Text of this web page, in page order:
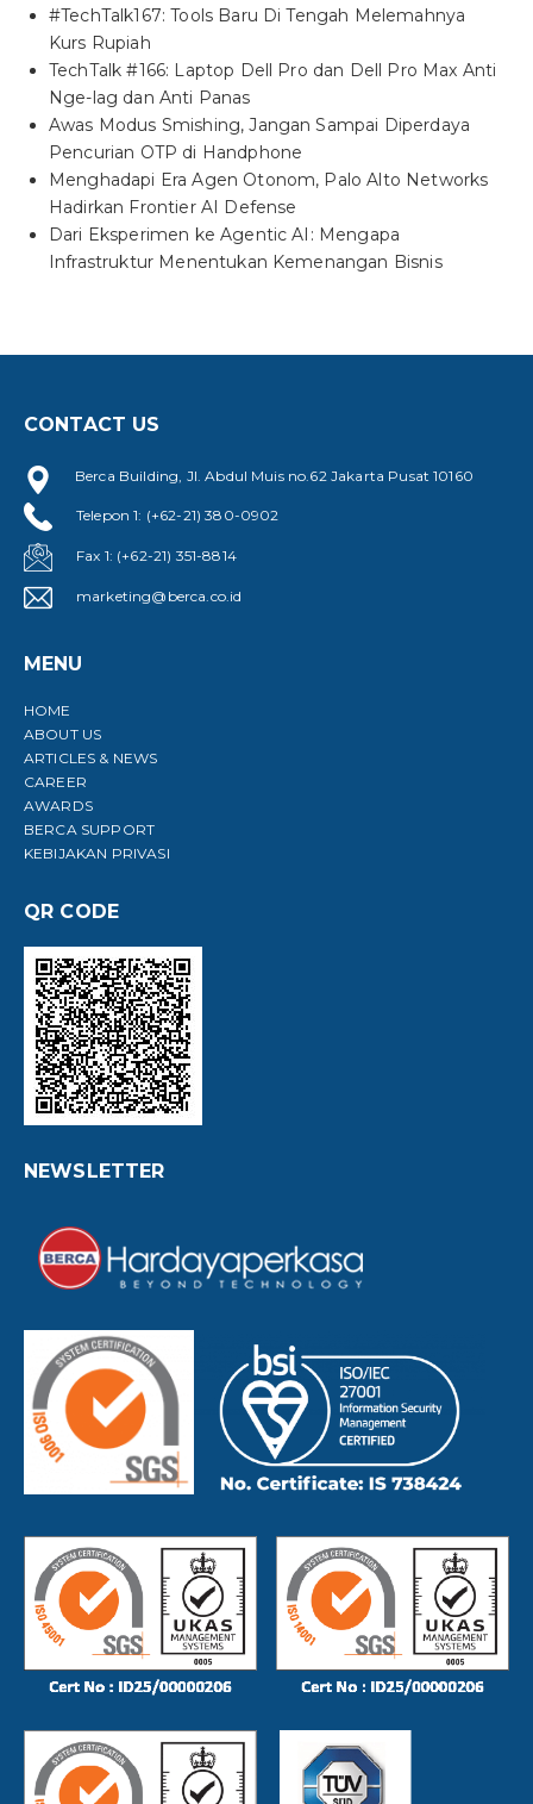
#TechTalk167: Tools Baru Di Tengah Melemahnya
Kurs Rupiah
TechTalk #166: Laptop Dell Pro dan Dell Pro Max Anti
Nge-lag dan Anti Panas
Awas Modus Smishing, Jangan Sampai Diperdaya
Pencurian OTP di Handphone
Menghadapi Era Agen Otonom, Palo Alto Networks
Hadirkan Frontier AI Defense
Dari Eksperimen ke Agentic AI: Mengapa
Infrastruktur Menentukan Kemenangan Bisnis
CONTACT US
Berca Building, Jl. Abdul Muis no.62 Jakarta Pusat 10160
Telepon 1: (+62-21) 380-0902
Fax 1: (+62-21) 351-8814
marketing@berca.co.id
MENU
HOME
ABOUT US
ARTICLES & NEWS
CAREER
AWARDS
BERCA SUPPORT
KEBIJAKAN PRIVASI
QR CODE
NEWSLETTER